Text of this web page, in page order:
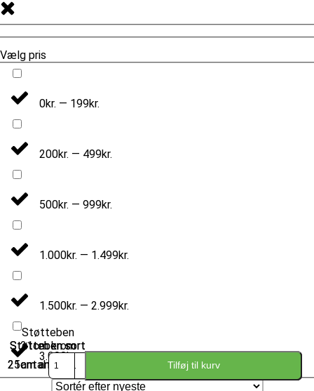
Vælg pris
0kr. — 199kr.
200kr. — 499kr.
500kr. — 999kr.
1.000kr. — 1.499kr.
1.500kr. — 2.999kr.
3.000kr. — 99.999kr.
Støtteben sort
25cm antal
Tilføj til kurv
Støtteben sort
21cm antal
Tilføj til kurv
Støtteben
21cm krom
antal
Tilføj til kurv